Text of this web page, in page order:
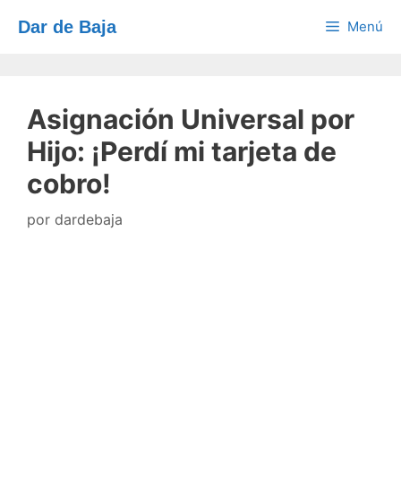
Dar de Baja Menú
Asignación Universal por
Hijo: ¡Perdí mi tarjeta de
cobro!
por dardebaja